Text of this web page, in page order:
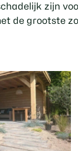
zijn
de grootste